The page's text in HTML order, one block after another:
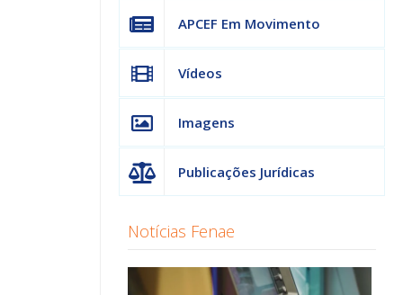
APCEF Em Movimento
Vídeos
Imagens
Publicações Jurídicas
Notícias Fenae